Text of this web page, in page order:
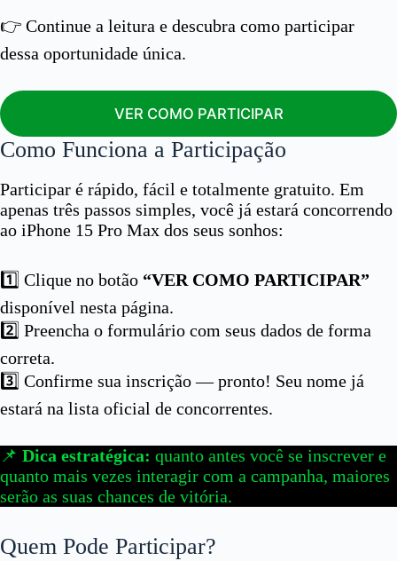
👉 Continue a leitura e descubra como participar
dessa oportunidade única.
VER COMO PARTICIPAR
Como Funciona a Participação
Participar é rápido, fácil e totalmente gratuito. Em
apenas três passos simples, você já estará concorrendo
ao iPhone 15 Pro Max dos seus sonhos:
1️⃣ Clique no botão “VER COMO PARTICIPAR”
disponível nesta página.
2️⃣ Preencha o formulário com seus dados de forma
correta.
3️⃣ Confirme sua inscrição — pronto! Seu nome já
estará na lista oficial de concorrentes.
📌 Dica estratégica: quanto antes você se inscrever e
quanto mais vezes interagir com a campanha, maiores
serão as suas chances de vitória.
Quem Pode Participar?